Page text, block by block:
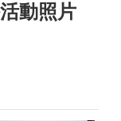
動照片